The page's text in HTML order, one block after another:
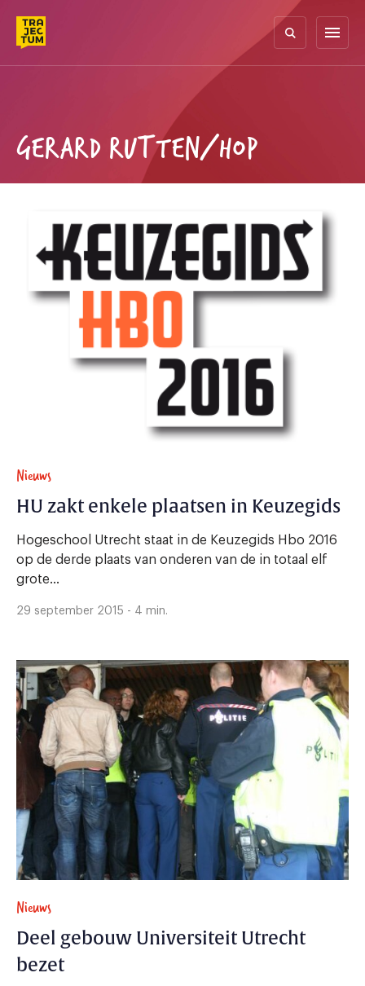
content
menu
GERARD RUTTEN/HOP
Nieuws
HU zakt enkele plaatsen in Keuzegids
Hogeschool Utrecht staat in de Keuzegids Hbo 2016
op de derde plaats van onderen van de in totaal elf
grote...
29 september 2015 - 4 min.
Nieuws
Deel gebouw Universiteit Utrecht
bezet